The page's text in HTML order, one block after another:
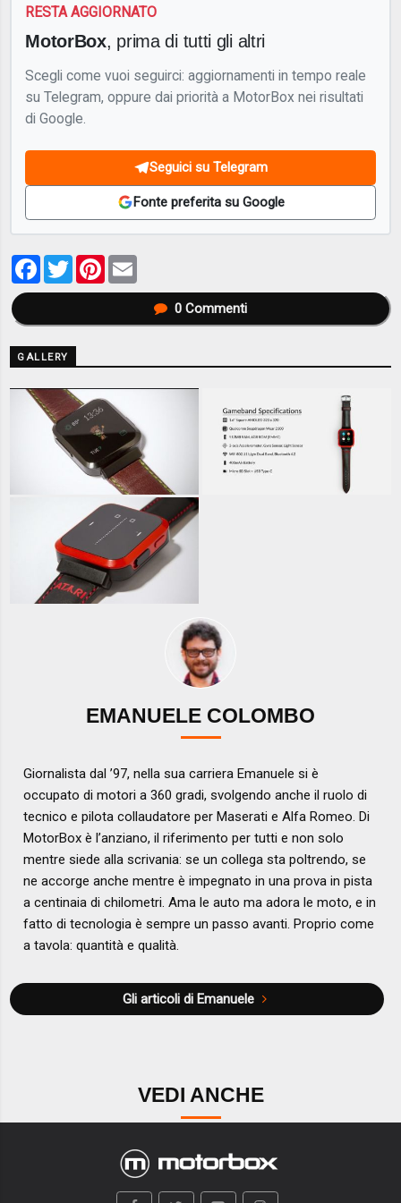
RESTA AGGIORNATO
MotorBox, prima di tutti gli altri
Scegli come vuoi seguirci: aggiornamenti in tempo reale
su Telegram, oppure dai priorità a MotorBox nei risultati
di Google.
Seguici su Telegram
Fonte preferita su Google
Facebook
TwitterPinterest
0Commenti
GALLERY
EMANUELE COLOMBO
Giornalista dal ’97, nella sua carriera Emanuele si è
occupato di motori a 360 gradi, svolgendo anche il ruolo di
tecnico e pilota collaudatore per Maserati e Alfa Romeo. Di
MotorBox è l’anziano, il riferimento per tutti e non solo
mentre siede alla scrivania: se un collega sta poltrendo, se
ne accorge anche mentre è impegnato in una prova in pista
a centinaia di chilometri. Ama le auto ma adora le moto, e in
fatto di tecnologia è sempre un passo avanti. Proprio come
a tavola: quantità e qualità.
Gli articoli di Emanuele
VEDI ANCHE